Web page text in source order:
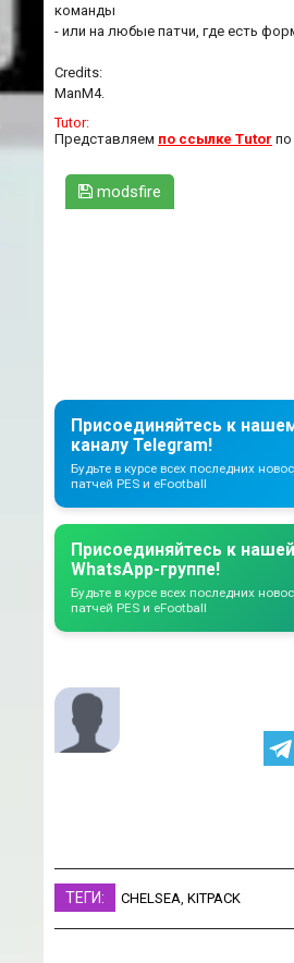
команды
- или на любые патчи, где есть
Credits:
ManM4.
Tutor:
Представляем по ссылке Tutor по
modsfire
Присоединяйтесь к
каналу Telegram!
Будьте в курсе всех последних
патчей PES и eFootball
Присоединяйтесь к нашей
WhatsApp-группе!
Будьте в курсе всех последних
патчей PES и eFootball
ТЕГИ: CHELSEA KITPACK